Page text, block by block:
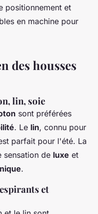
positionnement et
en machine pour
des housses
lin, soie
sont préférées
. Le lin, connu pour
parfait pour l'été. La
sensation de luxe et
.
et